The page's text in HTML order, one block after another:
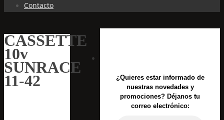
Contacto
CASSETTE
10v
SUNRACE
11-42
¿Quieres estar informado de
nuestras novedades y
promociones? Déjanos tu
correo electrónico: